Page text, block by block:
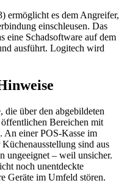
ermöglicht es dem Angreifer,
einschleusen. Das
eine Schadsoftware auf dem
ausführt. Logitech wird
die über den abgebildeten
Bereichen mit
An einer POS-Kasse im
sind aus
ungeeignet – weil unsicher.
noch unentdeckte
Geräte im Umfeld stören.